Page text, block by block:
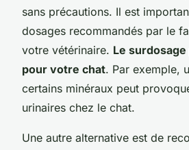
sans précautions. Il est
dosages recommandés par le
votre vétérinaire. Le
pour votre chat. Par exemple,
certains minéraux peut
urinaires chez le chat.
Une autre alternative est de